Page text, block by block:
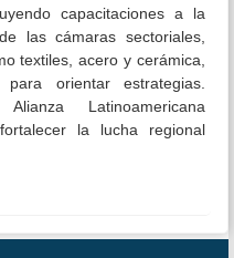
capacitaciones a la
las cámaras sectoriales,
textiles, acero y cerámica,
orientar estrategias.
Latinoamericana
la lucha regional